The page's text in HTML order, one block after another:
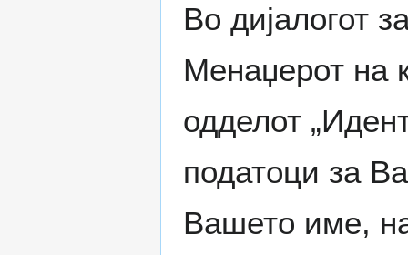
Во дијалогот
Менаџерот на
одделот
податоци за
Вашето име,